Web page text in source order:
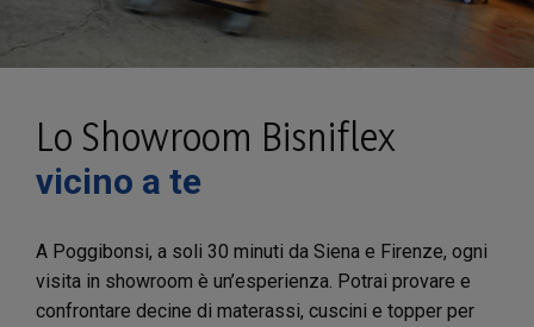
Lo Showroom Bisniflex
vicino a te
A Poggibonsi, a soli 30 minuti da Siena e Firenze, ogni
visita in showroom è un’esperienza. Potrai provare e
confrontare decine di materassi, cuscini e topper per